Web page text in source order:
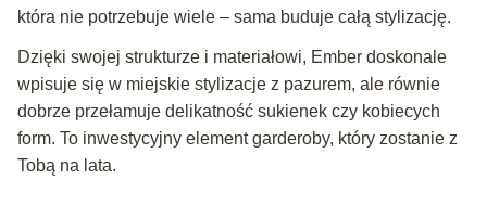
która nie potrzebuje wiele – sama buduje całą stylizację.
Dzięki swojej strukturze i materiałowi, Ember doskonale
wpisuje się w miejskie stylizacje z pazurem, ale równie
dobrze przełamuje delikatność sukienek czy kobiecych
form. To inwestycyjny element garderoby, który zostanie z
Tobą na lata.